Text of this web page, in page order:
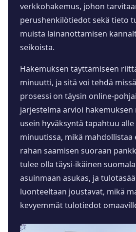
verkkohakemus, johon
perushenkilötiedot sekä tieto
muista lainanottamisen
seikoista.
Hakemuksen täyttämiseen
minuutti, ja sitä voi tehdä
prosessi on täysin online-
järjestelmä arvioi hakemuksen
usein hyväksyntä tapahtuu
minuutissa, mikä
rahan saamisen suoraan
tulee olla täysi-ikäinen
asuinmaan asukas, ja
luonteeltaan joustavat, mikä
kevyemmät tulotiedot